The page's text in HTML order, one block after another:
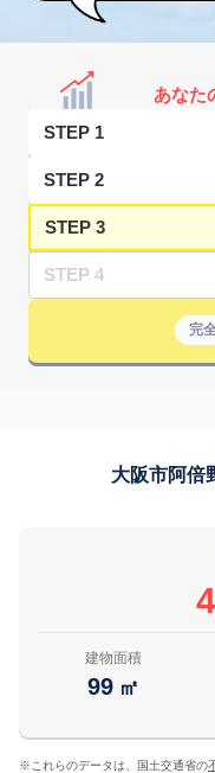
あなた
STEP 1
STEP 2
STEP 3
STEP 4
完
大阪市阿倍
建物面積
99 ㎡
※ これらのデータは、国土交通省の